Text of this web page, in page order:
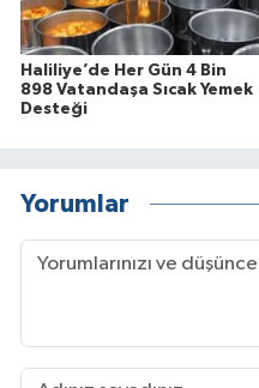
Haliliye’de Her Gün 4 Bin
898 Vatandaşa Sıcak Yemek
Desteği
Yorumlar